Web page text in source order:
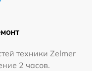
техники Zelmer
2 часов.